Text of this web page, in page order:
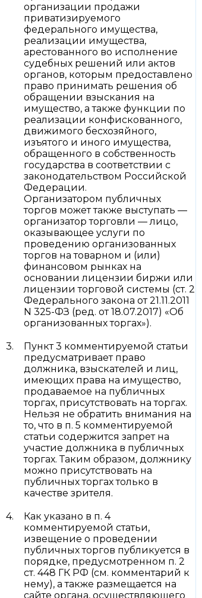
организации продажи
приватизируемого
федерального имущества,
реализации имущества,
арестованного во исполнение
судебных решений или актов
органов, которым предоставлено
право принимать решения об
обращении взыскания на
имущество, а также функции по
реализации конфискованного,
движимого бесхозяйного,
изъятого и иного имущества,
обращенного в собственность
государства в соответствии с
законодательством Российской
Федерации.
Организатором публичных
торгов может также выступать —
организатор торговли — лицо,
оказывающее услуги по
проведению организованных
торгов на товарном и (или)
финансовом рынках на
основании лицензии биржи или
лицензии торговой системы (ст. 2
Федерального закона от 21.11.2011
N 325-ФЗ (ред. от 18.07.2017) «Об
организованных торгах»).
Пункт 3 комментируемой статьи
предусматривает право
должника, взыскателей и лиц,
имеющих права на имущество,
продаваемое на публичных
торгах, присутствовать на торгах.
Нельзя не обратить внимания на
то, что в п. 5 комментируемой
статьи содержится запрет на
участие должника в публичных
торгах. Таким образом, должнику
можно присутствовать на
публичных торгах только в
качестве зрителя.
Как указано в п. 4
комментируемой статьи,
извещение о проведении
публичных торгов публикуется в
порядке, предусмотренном п. 2
ст. 448 ГК РФ (см. комментарий к
нему), а также размещается на
сайте органа, осуществляющего